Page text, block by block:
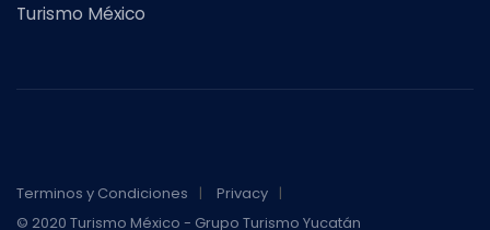
Turismo México
Terminos y Condiciones
Privacy
© 2020 Turismo México - Grupo Turismo Yucatán